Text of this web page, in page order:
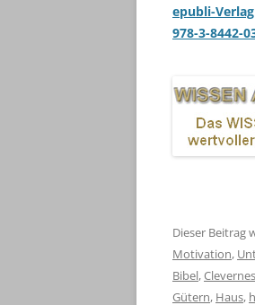
epubli-
978-3-8442-
Dieser Beitrag
Motivation,
Bibel,
Gütern, Haus,